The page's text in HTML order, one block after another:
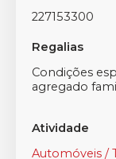
227153300
Regalias
Condições
agregado
Atividade
Automóveis /